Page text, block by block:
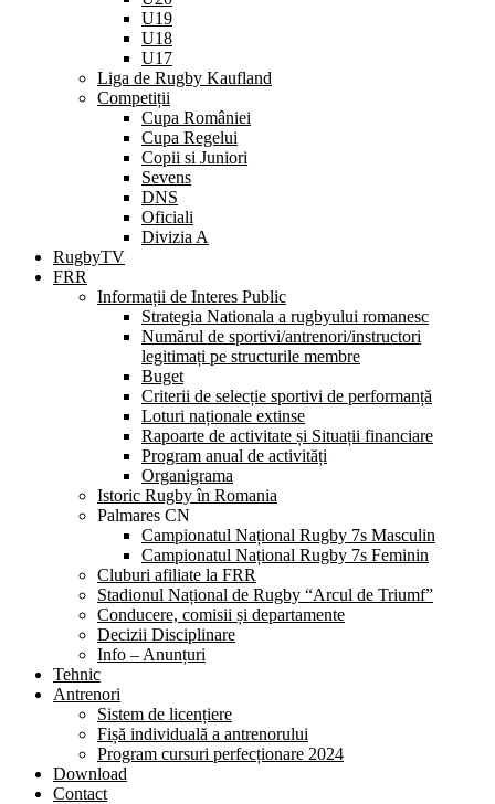
U19
U18
U17
Liga de Rugby Kaufland
Competiții
Cupa României
Cupa Regelui
Copii si Juniori
Sevens
DNS
Oficiali
Divizia A
RugbyTV
FRR
Informații de Interes Public
Strategia Nationala a rugbyului romanesc
Numărul de sportivi/antrenori/instructori
legitimați pe structurile membre
Buget
Criterii de selecție sportivi de performanță
Loturi naționale extinse
Rapoarte de activitate și Situații financiare
Program anual de activități
Organigrama
Istoric Rugby în Romania
Palmares CN
Campionatul Național Rugby 7s Masculin
Campionatul Național Rugby 7s Feminin
Cluburi afiliate la FRR
Stadionul Național de Rugby “Arcul de Triumf”
Conducere, comisii și departamente
Decizii Disciplinare
Info – Anunțuri
Tehnic
Antrenori
Sistem de licențiere
Fișă individuală a antrenorului
Program cursuri perfecționare 2024
Download
Contact